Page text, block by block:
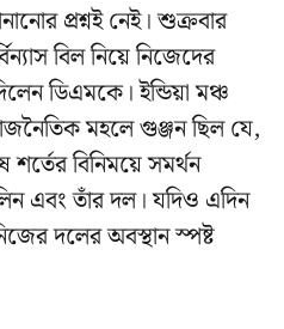
প্রশ্নই নেই। শুক্রবার
বিল নিয়ে নিজেদের
ডিএমকে। ইন্ডিয়া মঞ্চ
মহলে গুঞ্জন ছিল যে,
শর্তের বিনিময়ে সমর্থন
এবং তাঁর দল। যদিও এদিন
দলের অবস্থান স্পষ্ট